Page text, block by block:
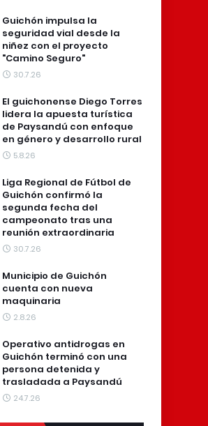
Guichón impulsa la
seguridad vial desde la
niñez con el proyecto
"Camino Seguro"
30.7.26
El guichonense Diego Torres
lidera la apuesta turística
de Paysandú con enfoque
en género y desarrollo rural
5.8.26
Liga Regional de Fútbol de
Guichón confirmó la
segunda fecha del
campeonato tras una
reunión extraordinaria
30.7.26
Municipio de Guichón
cuenta con nueva
maquinaria
2.8.26
Operativo antidrogas en
Guichón terminó con una
persona detenida y
trasladada a Paysandú
24.7.26